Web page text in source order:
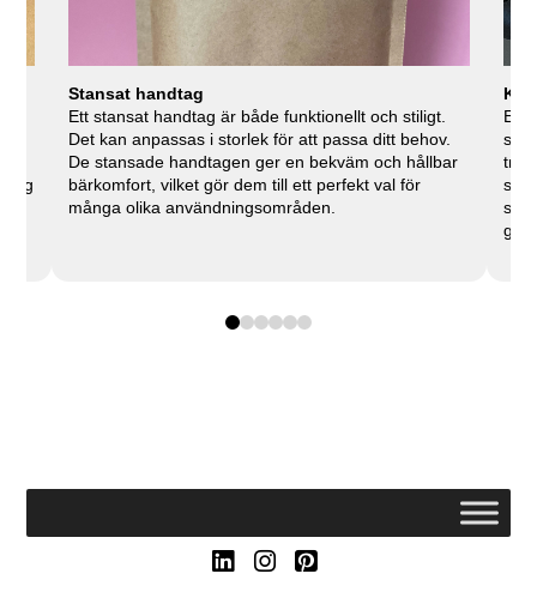
Stansat handtag
Ett stansat handtag är både funktionellt och stiligt.
Det kan anpassas i storlek för att passa ditt behov.
De stansade handtagen ger en bekväm och hållbar
bärkomfort, vilket gör dem till ett perfekt val för
många olika användningsområden.
En
0 1 2 3 4 5